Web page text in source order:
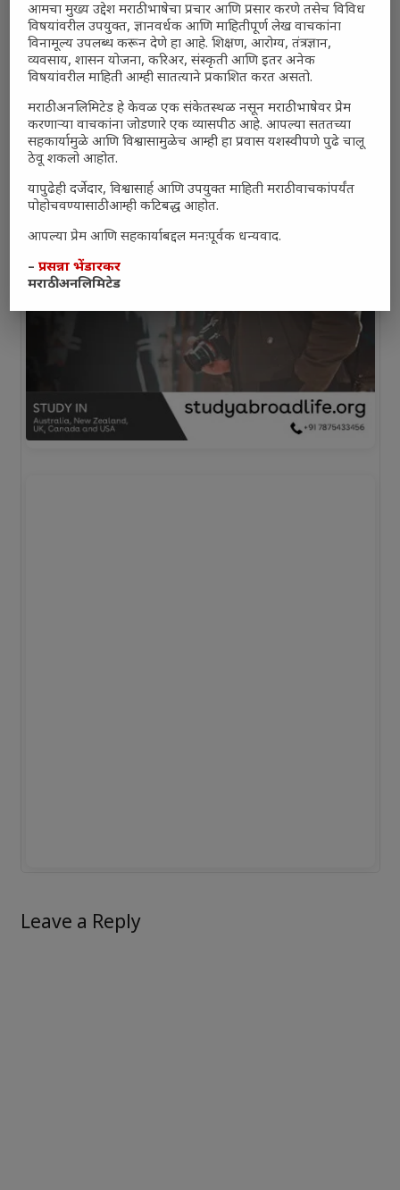
Leave a Reply
आमचा मुख्य उद्देश मराठी भाषेचा प्रचार आणि प्रसार करणे तसेच विविध
विषयांवरील उपयुक्त, ज्ञानवर्धक आणि माहितीपूर्ण लेख वाचकांना
विनामूल्य उपलब्ध करून देणे हा आहे. शिक्षण, आरोग्य, तंत्रज्ञान,
व्यवसाय, शासन योजना, करिअर, संस्कृती आणि इतर अनेक
विषयांवरील माहिती आम्ही सातत्याने प्रकाशित करत असतो.
मराठी अनलिमिटेड हे केवळ एक संकेतस्थळ नसून मराठी भाषेवर प्रेम
करणाऱ्या वाचकांना जोडणारे एक व्यासपीठ आहे. आपल्या सततच्या
सहकार्यामुळे आणि विश्वासामुळेच आम्ही हा प्रवास यशस्वीपणे पुढे चालू
ठेवू शकलो आहोत.
यापुढेही दर्जेदार, विश्वासार्ह आणि उपयुक्त माहिती मराठी वाचकांपर्यंत
पोहोचवण्यासाठी आम्ही कटिबद्ध आहोत.
आपल्या प्रेम आणि सहकार्याबद्दल मनःपूर्वक धन्यवाद.
–प्रसन्ना भेंडारकर
मराठी अनलिमिटेड